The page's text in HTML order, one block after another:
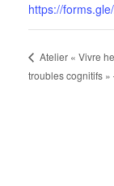
https://
Atelier « Vivre
troubles cognitifs »